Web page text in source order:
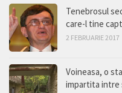
Tenebrosul
care-l tine
2 FEBRUARIE 2017
Voineasa, o
impartita intre